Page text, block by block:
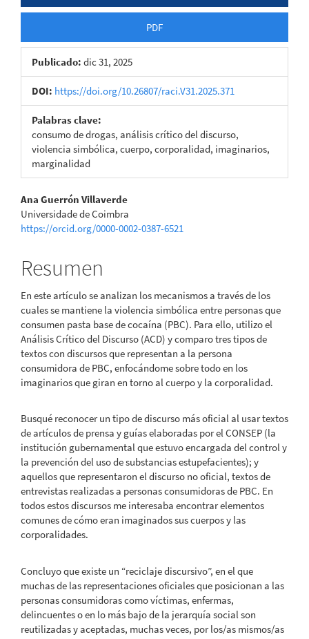
PDF
Publicado: dic 31, 2025
DOI: https://doi.org/10.26807/raci.V31.2025.371
Palabras clave:
consumo de drogas, análisis crítico del discurso,
violencia simbólica, cuerpo, corporalidad, imaginarios,
marginalidad
Contenido
principal
artículo
Ana Guerrón Villaverde
Universidade de Coimbra
https://orcid.org/0000-0002-0387-6521
Resumen
En este artículo se analizan los mecanismos a través de los
cuales se mantiene la violencia simbólica entre personas que
consumen pasta base de cocaína (PBC). Para ello, utilizo el
Análisis Crítico del Discurso (ACD) y comparo tres tipos de
textos con discursos que representan a la persona
consumidora de PBC, enfocándome sobre todo en los
imaginarios que giran en torno al cuerpo y la corporalidad.
Busqué reconocer un tipo de discurso más oficial al usar textos
de artículos de prensa y guías elaboradas por el CONSEP (la
institución gubernamental que estuvo encargada del control y
la prevención del uso de substancias estupefacientes); y
aquellos que representaron el discurso no oficial, textos de
entrevistas realizadas a personas consumidoras de PBC. En
todos estos discursos me interesaba encontrar elementos
comunes de cómo eran imaginados sus cuerpos y las
corporalidades.
Concluyo que existe un “reciclaje discursivo”, en el que
muchas de las representaciones oficiales que posicionan a las
personas consumidoras como víctimas, enfermas,
delincuentes o en lo más bajo de la jerarquía social son
reutilizadas y aceptadas, muchas veces, por los/as mismos/as